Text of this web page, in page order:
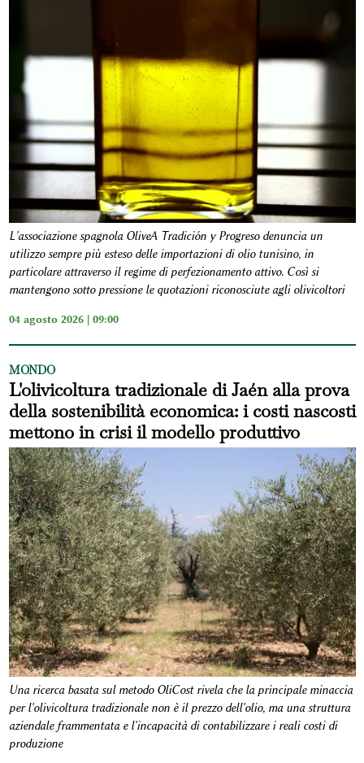
L'associazione spagnola OliveA Tradición y Progreso denuncia un
utilizzo sempre più esteso delle importazioni di olio tunisino, in
particolare attraverso il regime di perfezionamento attivo. Così si
mantengono sotto pressione le quotazioni riconosciute agli olivicoltori
04 agosto 2026 | 09:00
MONDO
L'olivicoltura tradizionale di Jaén alla prova
della sostenibilità economica: i costi nascosti
mettono in crisi il modello produttivo
Una ricerca basata sul metodo OliCost rivela che la principale minaccia
per l'olivicoltura tradizionale non è il prezzo dell'olio, ma una struttura
aziendale frammentata e l'incapacità di contabilizzare i reali costi di
produzione